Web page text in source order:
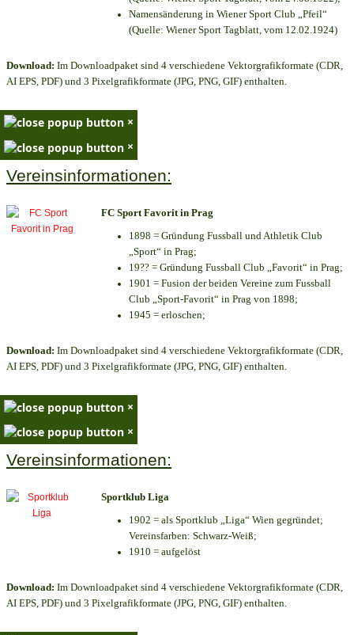
Namensänderung in Wiener Sport Club „Pfeil“
(Quelle: Wiener Sport Tagblatt, vom 12.02.1924)
Download: Im Downloadpaket sind 4 verschiedene Vektorgrafikformate (CDR,
AI EPS, PDF) und 3 Pixelgrafikformate (JPG, PNG, GIF) enthalten.
×
×
Vereinsinformationen:
FC Sport Favorit in Prag
1898 = Gründung Fussball und Athletik Club
„Sport“ in Prag;
19?? = Gründung Fussball Club „Favorit“ in Prag;
1901 = Fusion der beiden Vereine zum Fussball
Club „Sport-Favorit“ in Prag von 1898;
1945 = erloschen;
Download: Im Downloadpaket sind 4 verschiedene Vektorgrafikformate (CDR,
AI EPS, PDF) und 3 Pixelgrafikformate (JPG, PNG, GIF) enthalten.
×
×
Vereinsinformationen:
Sportklub Liga
1902 = als Sportklub „Liga“ Wien gegründet;
Vereinsfarben: Schwarz-Weiß;
1910 = aufgelöst
Download: Im Downloadpaket sind 4 verschiedene Vektorgrafikformate (CDR,
AI EPS, PDF) und 3 Pixelgrafikformate (JPG, PNG, GIF) enthalten.